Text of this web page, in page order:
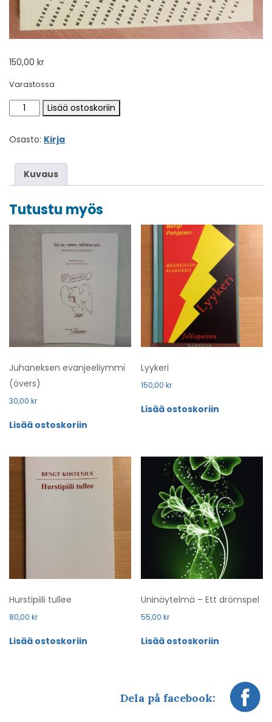
150,00 kr
Varastossa
Meänmaa aikakausilehti nr 2/2019 määrä
Lisää ostoskoriin
Osasto: Kirja
Kuvaus
Tutustu myös
Juhaneksen evanjeeliymmi
(övers)
30,00 kr
Lisää ostoskoriin
Lyykeri
150,00kr
Lisää ostoskoriin
Hurstipiili tullee
80,00 kr
Lisää ostoskoriin
Uninäytelmä – Ett drömspel
55,00kr
Lisää ostoskoriin
Dela på facebook: